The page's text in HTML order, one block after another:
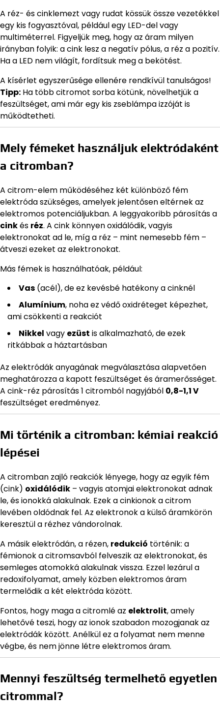
A réz- és cinklemezt vagy rudat kössük össze vezetékkel
egy kis fogyasztóval, például egy LED-del vagy
multiméterrel. Figyeljük meg, hogy az áram milyen
irányban folyik: a cink lesz a negatív pólus, a réz a pozitív.
Ha a LED nem világít, fordítsuk meg a bekötést.
A kísérlet egyszerűsége ellenére rendkívül tanulságos!
Tipp: Ha több citromot sorba kötünk, növelhetjük a
feszültséget, ami már egy kis zseblámpa izzóját is
működtetheti.
Mely fémeket használjuk elektródaként
a citromban?
A citrom-elem működéséhez két különböző fém
elektróda szükséges, amelyek jelentősen eltérnek az
elektromos potenciáljukban. A leggyakoribb párosítás a
cinkés réz. A cink könnyen oxidálódik, vagyis
elektronokat ad le, míg a réz – mint nemesebb fém –
átveszi ezeket az elektronokat.
Más fémek is használhatóak, például:
Vas (acél), de ez kevésbé hatékony a cinknél
Alumínium, noha ez védő oxidréteget képezhet,
ami csökkenti a reakciót
Nikkel vagy ezüst is alkalmazható, de ezek
ritkábbak a háztartásban
Az elektródák anyagának megválasztása alapvetően
meghatározza a kapott feszültséget és áramerősséget.
A cink-réz párosítás 1 citromból nagyjából 0,8-1,1 V
feszültséget eredményez.
Mi történik a citromban: kémiai reakció
lépései
A citromban zajló reakciók lényege, hogy az egyik fém
(cink) oxidálódik – vagyis atomjai elektronokat adnak
le, és ionokká alakulnak. Ezek a cinkionok a citrom
levében oldódnak fel. Az elektronok a külső áramkörön
keresztül a rézhez vándorolnak.
A másik elektródán, a rézen, redukció történik: a
fémionok a citromsavból felveszik az elektronokat, és
semleges atomokká alakulnak vissza. Ezzel lezárul a
redoxifolyamat, amely közben elektromos áram
termelődik a két elektróda között.
Fontos, hogy maga a citromlé az elektrolit, amely
lehetővé teszi, hogy az ionok szabadon mozogjanak az
elektródák között. Anélkül ez a folyamat nem menne
végbe, és nem jönne létre elektromos áram.
Mennyi feszültség termelhető egyetlen
citrommal?